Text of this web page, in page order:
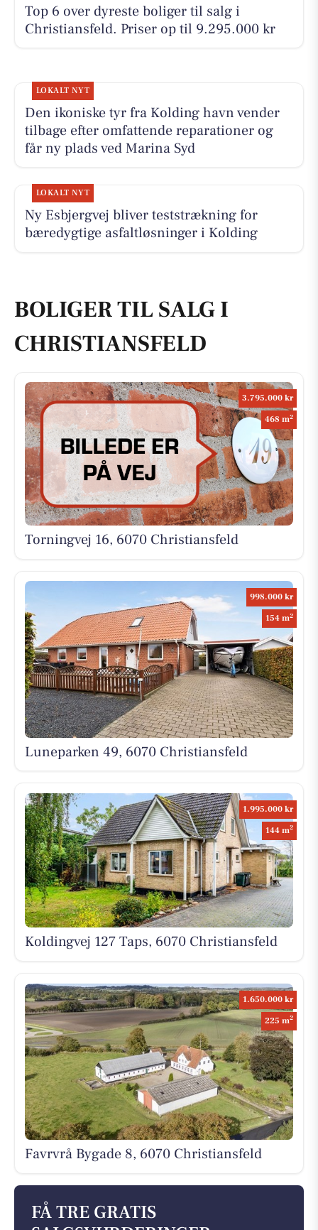
Top 6 over dyreste boliger til salg i
Christiansfeld. Priser op til 9.295.000 kr
LOKALT NYT
Den ikoniske tyr fra Kolding havn vender
tilbage efter omfattende reparationer og
får ny plads ved Marina Syd
LOKALT NYT
Ny Esbjergvej bliver teststrækning for
bæredygtige asfaltløsninger i Kolding
BOLIGER TIL SALG I
CHRISTIANSFELD
3.795.000 kr
468 m2
Torningvej 16, 6070 Christiansfeld
998.000 kr
154 m2
Luneparken 49, 6070 Christiansfeld
1.995.000 kr
144 m2
Koldingvej 127 Taps, 6070 Christiansfeld
1.650.000 kr
225 m2
Favrvrå Bygade 8, 6070 Christiansfeld
FÅ TRE GRATIS